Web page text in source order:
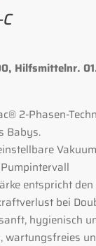
Hilfsmittelnr.
2-Phasen-
Babys.
entspricht
bei
hygienisch
wartungsfreies